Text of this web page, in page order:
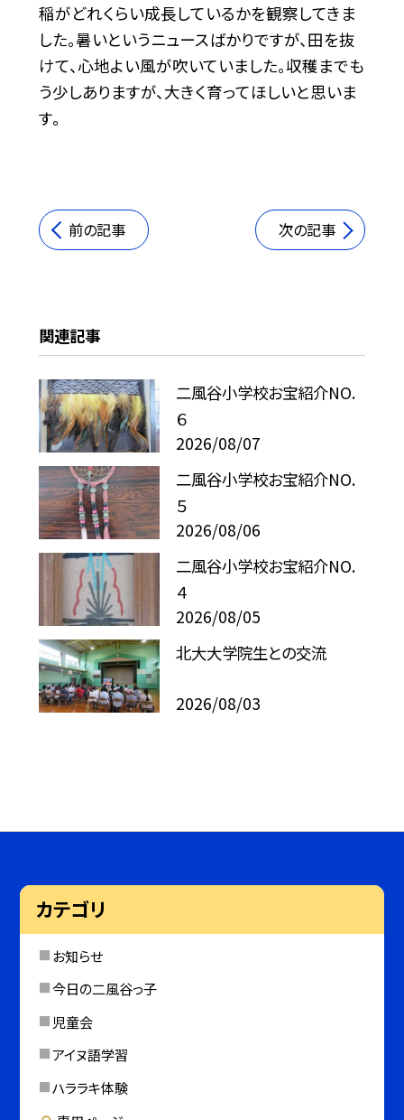
稲がどれくらい成長しているかを観察してきま
した。暑いというニュースばかりですが、田を抜
けて、心地よい風が吹いていました。収穫までも
う少しありますが、大きく育ってほしいと思いま
す。
前の記事 次の記事
関連記事
二風谷小学校お宝紹介NO.
６
2026/08/07
二風谷小学校お宝紹介NO.
５
2026/08/06
二風谷小学校お宝紹介NO.
４
2026/08/05
北大大学院生との交流
2026/08/03
カテゴリ
お知らせ
今日の二風谷っ子
児童会
アイヌ語学習
ハララキ体験